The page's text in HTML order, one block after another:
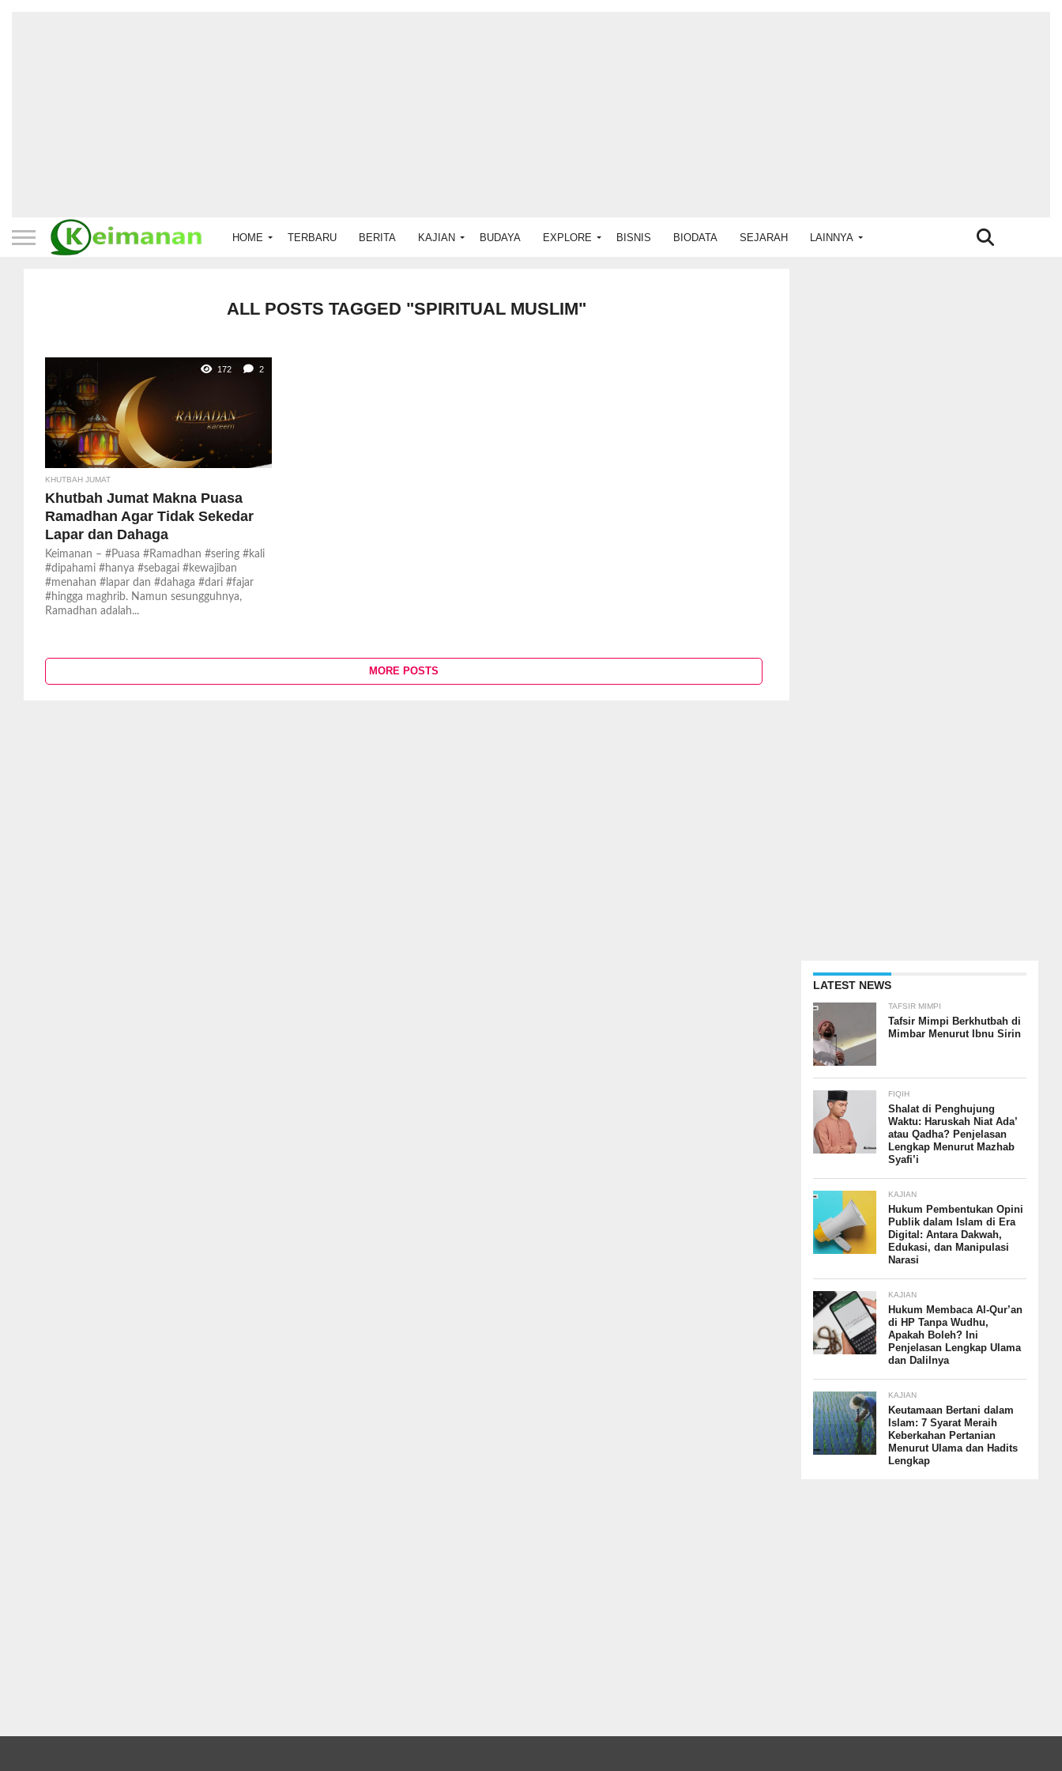
HOME TERBARU BERITA KAJIAN BUDAYA EXPLORE BISNIS BIODATA SEJARAH LAINNYA
ALL POSTS TAGGED "SPIRITUAL MUSLIM"
172 2
KHUTBAH JUMAT
Khutbah Jumat Makna Puasa
Ramadhan Agar Tidak Sekedar
Lapar dan Dahaga
Keimanan – #Puasa #Ramadhan #sering #kali
#dipahami #hanya #sebagai #kewajiban
#menahan #lapar dan #dahaga #dari #fajar
#hingga maghrib. Namun sesungguhnya,
Ramadhan adalah...
MORE POSTS
LATEST NEWS
TAFSIR MIMPI
Tafsir Mimpi Berkhutbah di
Mimbar Menurut Ibnu Sirin
FIQIH
Shalat di Penghujung
Waktu: Haruskah Niat Ada’
atau Qadha? Penjelasan
Lengkap Menurut Mazhab
Syafi’i
KAJIAN
Hukum Pembentukan Opini
Publik dalam Islam di Era
Digital: Antara Dakwah,
Edukasi, dan Manipulasi
Narasi
KAJIAN
Hukum Membaca Al-Qur’an
di HP Tanpa Wudhu,
Apakah Boleh? Ini
Penjelasan Lengkap Ulama
dan Dalilnya
KAJIAN
Keutamaan Bertani dalam
Islam: 7 Syarat Meraih
Keberkahan Pertanian
Menurut Ulama dan Hadits
Lengkap